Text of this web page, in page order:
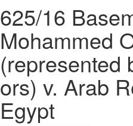
625/16
Mohammed
(represented
ors) v. Arab
Egypt